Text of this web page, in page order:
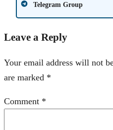
Telegram Group
Leave a Reply
Your email address will not
are marked *
Comment *